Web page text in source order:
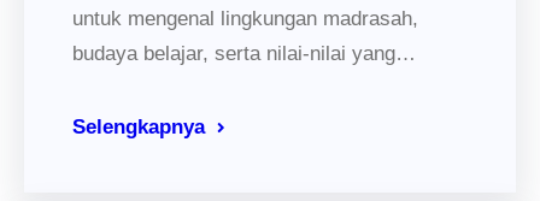
untuk mengenal lingkungan madrasah,
budaya belajar, serta nilai-nilai yang…
Selengkapnya